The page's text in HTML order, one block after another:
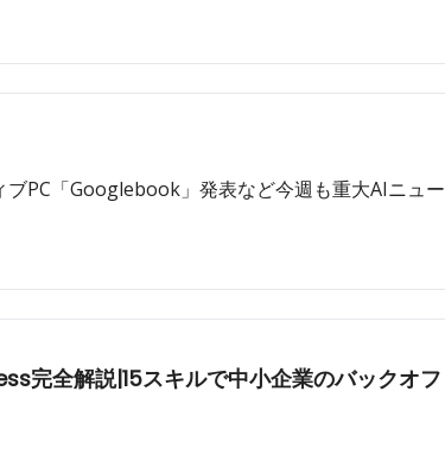
PC「Googlebook」発表など今週も重大AIニュ
全解説|15スキルで中小企業のバックオフ